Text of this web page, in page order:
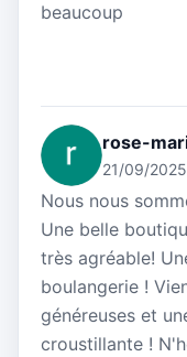
beaucoup
rose-
21/09/2025
Nous nous
Une belle
très agréable!
boulangerie !
généreuses et
croustillante !